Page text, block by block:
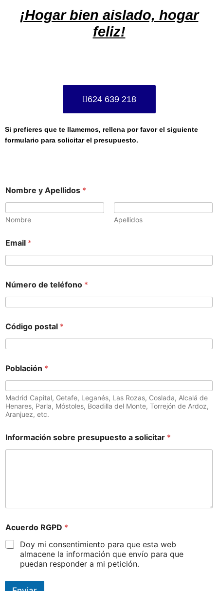
¡Hogar bien aislado, hogar
feliz!
624 639 218
Si prefieres que te llamemos, rellena por favor el siguiente
formulario para solicitar el presupuesto.
Nombre y Apellidos *
Nombre Apellidos
Email *
Número de teléfono *
Código postal *
Población *
Madrid Capital, Getafe, Leganés, Las Rozas, Coslada, Alcalá de
Henares, Parla, Móstoles, Boadilla del Monte, Torrejón de Ardoz,
Aranjuez, etc.
Información sobre presupuesto a solicitar *
Acuerdo RGPD *
Doy mi consentimiento para que esta web
almacene la información que envío para que
puedan responder a mi petición.